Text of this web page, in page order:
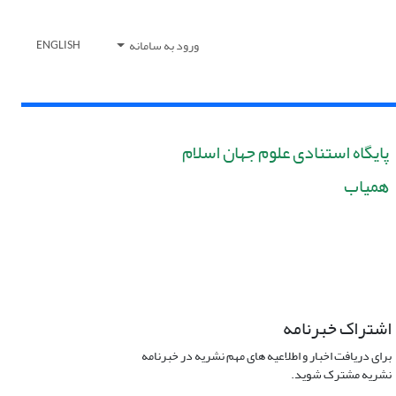
ورود به سامانه ENGLISH
پایگاه استنادی علوم جهان اسلام
همیاب
اشتراک خبرنامه
برای دریافت اخبار و اطلاعیه های مهم نشریه در خبرنامه
نشریه مشترک شوید.